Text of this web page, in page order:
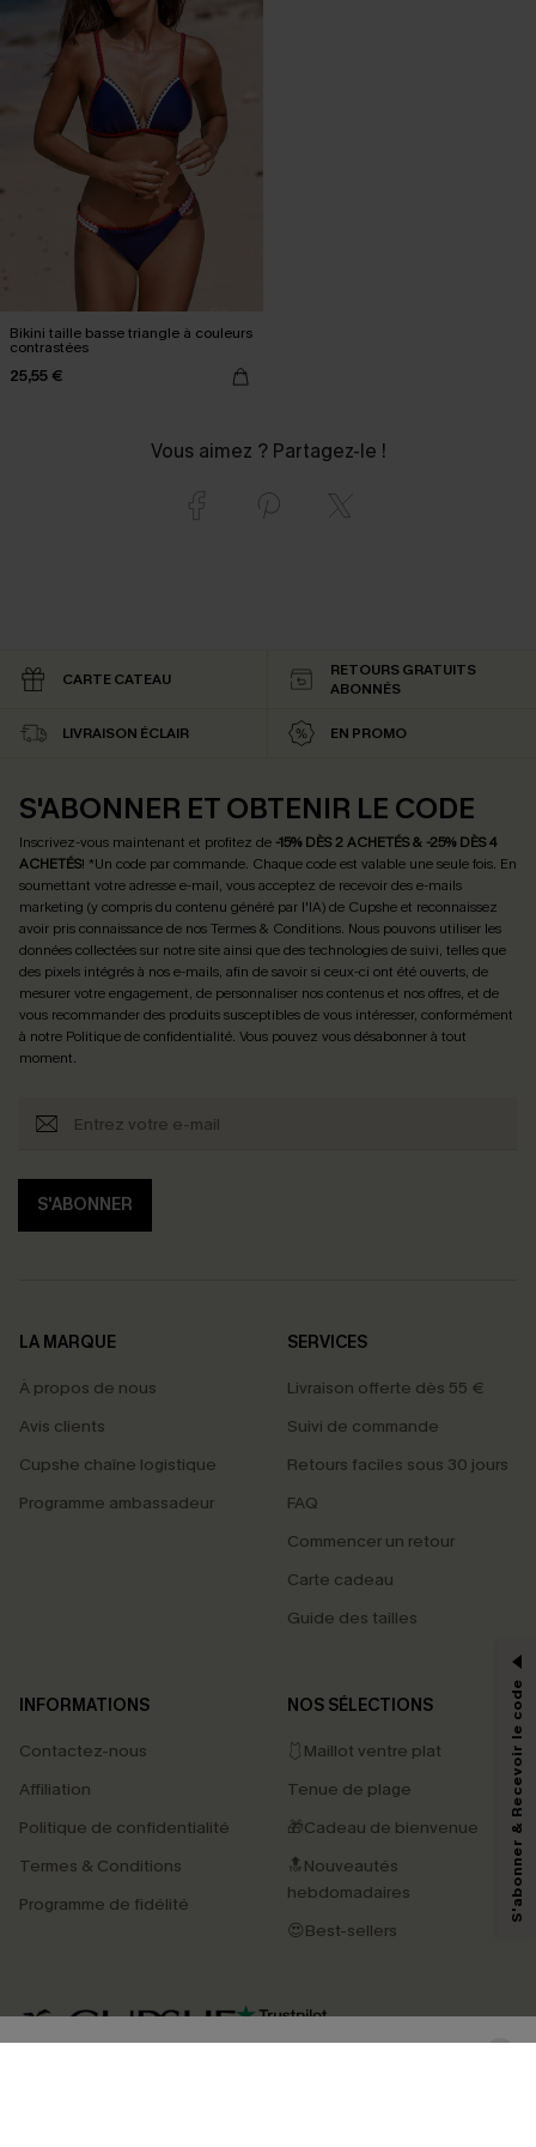
Bikini taille basse triangle à couleurs
contrastées
25,55 €
Vous aimez ? Partagez-le !
CARTE CATEAU
RETOURS GRATUITS
ABONNÉS
LIVRAISON ÉCLAIR EN PROMO
S'ABONNER ET OBTENIR LE CODE
Inscrivez-vous maintenant et profitez de -15% DÈS 2 ACHETÉS & -25% DÈS 4
ACHETÉS! *Un code par commande. Chaque code est valable une seule fois. En
soumettant votre adresse e-mail, vous acceptez de recevoir des e-mails
marketing (y compris du contenu généré par l'IA) de Cupshe et reconnaissez
avoir pris connaissance de nosTermes & Conditions. Nous pouvons utiliser les
données collectées sur notre site ainsi que des technologies de suivi, telles que
des pixels intégrés à nos e-mails, afin de savoir si ceux-ci ont été ouverts, de
mesurer votre engagement, de personnaliser nos contenus et nos offres, et de
vous recommander des produits susceptibles de vous intéresser, conformément
à notre Politique de confidentialité. Vous pouvez vous désabonner à tout
moment.
S'ABONNER
LA MARQUE
À propos de nous
Avis clients
Cupshe chaîne logistique
Programme ambassadeur
SERVICES
Livraison offerte dès 55 €
Suivi de commande
Retours faciles sous 30 jours
FAQ
Commencer un retour
Carte cadeau
Guide des tailles
INFORMATIONS
Contactez-nous
Affiliation
Politique de confidentialité
Termes & Conditions
Programme de fidélité
NOS SÉLECTIONS
🩱Maillot ventre plat
Tenue de plage
🎁Cadeau de bienvenue
🔝Nouveautés
hebdomadaires
😍Best-sellers
4.4
PROFITEZ DE -15%
marketing (y compris du contenu généré par l'IA) de Cupshe et
pouvons utiliser les données collectées sur notre site ainsi que des
savoir si ceux-ci ont été ouverts, de mesurer votre engagement, de
personnaliser nos contenus et nos offres, et de vous recommander des
produits susceptibles de vous intéresser, conformément à notre
Politique de
. Vous pouvez vous désabonner à tout moment.
S'abonner & Recevoir le code